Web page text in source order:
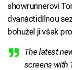
showrunnerovi
dvanáctidílnou
bohužel ji však
The latest
screens with